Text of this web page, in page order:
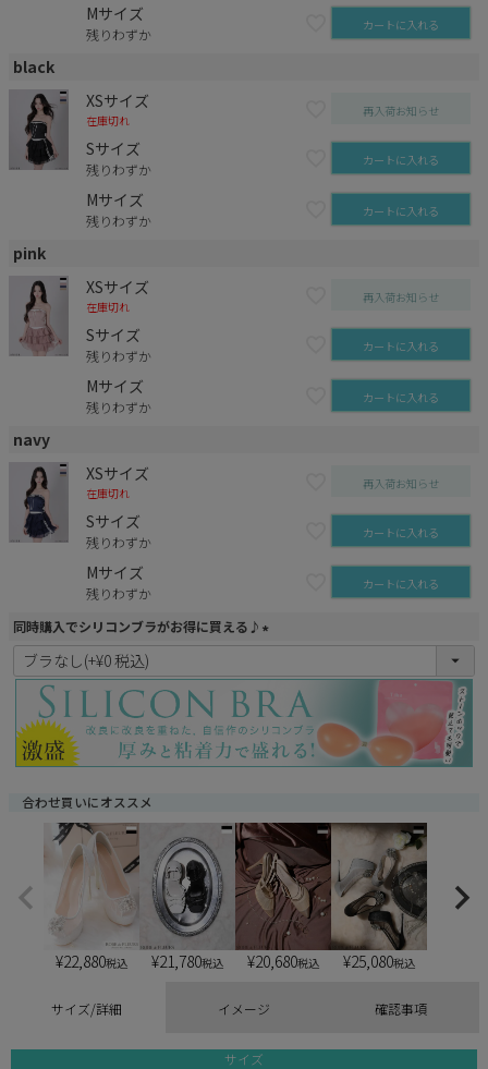
Mサイズ
残りわずか カートに入れる
black
XSサイズ
在庫切れ
再入荷お知らせ
Sサイズ
残りわずか カートに入れる
Mサイズ
残りわずか カートに入れる
pink
XSサイズ
在庫切れ
再入荷お知らせ
Sサイズ
残りわずか カートに入れる
Mサイズ
残りわずか カートに入れる
navy
XSサイズ
在庫切れ
再入荷お知らせ
Sサイズ
残りわずか カートに入れる
Mサイズ
残りわずか カートに入れる
同時購入でシリコンブラがお得に買える♪
(
須
)
合わせ買いにオススメ
¥22,880税込 ¥21,780税込 ¥20,680税込 ¥25,080税込
サイズ/詳細 イメージ 確認事項
サイズ